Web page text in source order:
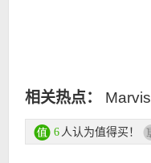
相关热点： Marvis
6 人认为值得买！